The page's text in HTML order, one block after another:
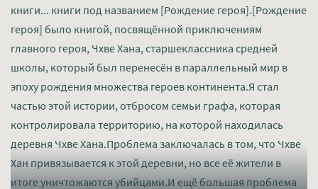
книги... книги под названием [Рождение героя].[Рождение
героя] было книгой, посвящённой приключениям
главного героя, Чхве Хана, старшеклассника средней
школы, который был перенесён в параллельный мир в
эпоху рождения множества героев континента.Я стал
частью этой истории, отбросом семьи графа, которая
контролировала территорию, на которой находилась
деревня Чхве Хана.Проблема заключалась в том, что Чхве
Хан привязывается к этой деревни, но все её жители в
итоге уничтожаются убийцами.И ещё большая проблема